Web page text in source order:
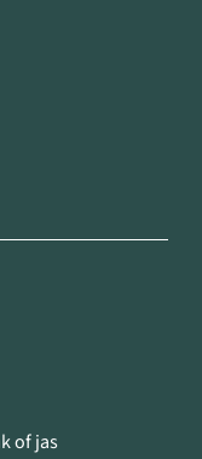
of jas